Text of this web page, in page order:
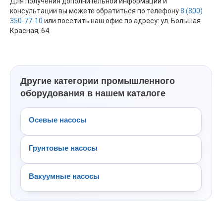
консультации вы можете обратиться по телефону8 (800)
350-77-10 или посетить наш офис по адресу: ул. Большая
Красная, 64.
Другие категории промышленного
оборудования в нашем каталоге
Осевые насосы
Грунтовые насосы
Вакуумные насосы